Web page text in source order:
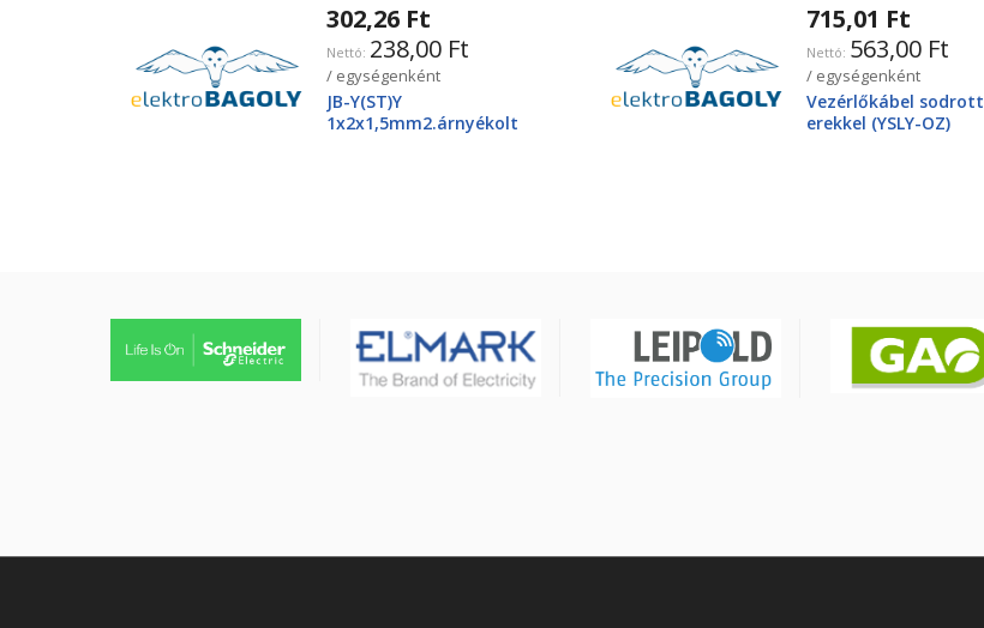
302,26 Ft
238,00 Ft
/ egységenként
JB-Y(ST)Y
1x2x1,5mm2.árnyékolt
715,01 Ft
563,00 Ft
/ egységenként
Vezérlőkábel sodrott
erekkel (YSLY-OZ)